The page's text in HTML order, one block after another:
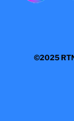
©2025